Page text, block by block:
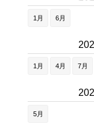
1月 6月
1月 4月 7月
5月